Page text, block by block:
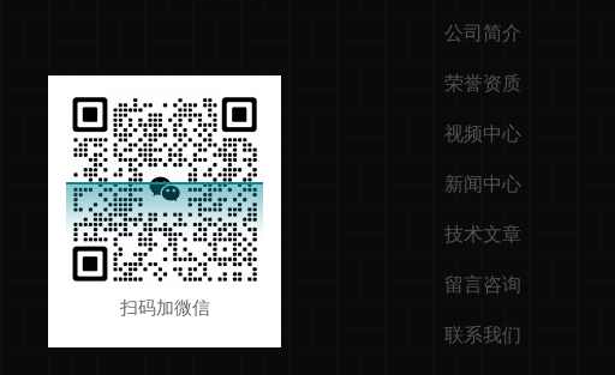
扫码加微信
公司简介
荣誉资质
视频中心
新闻中心
技术文章
留言咨询
联系我们